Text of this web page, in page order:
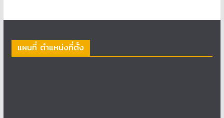
แผนที่ ตำแหน่งที่ตั้ง